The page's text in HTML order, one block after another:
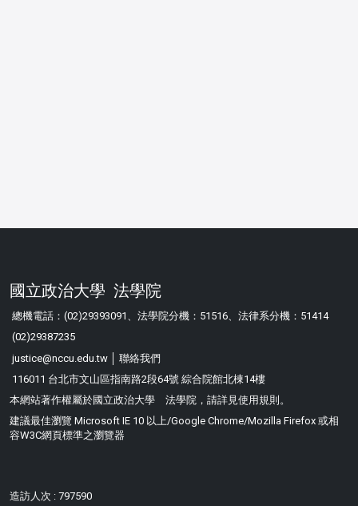
國立政治大學 法學院
總機電話：(02)29393091、法學院分機：51516、法律系分機：51414
(02)29387235
justice@nccu.edu.tw │聯絡我們
116011 台北市文山區指南路2段64號 綜合院館北棟14樓
本網站著作權屬於國立政治大學 法學院，請詳見使用規則 。
建議最佳瀏覽 Microsoft IE 10 以上/Google Chrome/Mozilla Firefox 或相
容W3C網頁標準之瀏覽器
造訪人次 : 797590